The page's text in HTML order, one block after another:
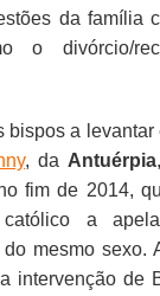
da família
o divórcio/
bispos a levantar
, da Antuérpia
fim de 2014,
católico a
mesmo sexo.
intervenção de